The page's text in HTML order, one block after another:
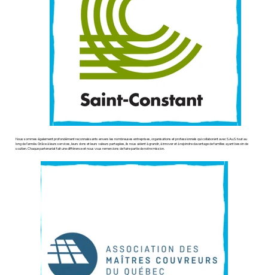
Nous sommes également profondément reconnaissants envers les nombreuses entreprises, organisations et professionnels qui collaborent avec S.Au.S. tout au
long de l’année. Grâce à leurs services, leurs dons et leurs valeurs partagées, ils nous aident à grandir, à innover et à rejoindre davantage de familles ayant besoin de
soutien. Chaque partenariat fait une différence et nous vous remercions de faire partie de notre mission.